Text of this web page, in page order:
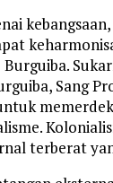
Sang
terberat